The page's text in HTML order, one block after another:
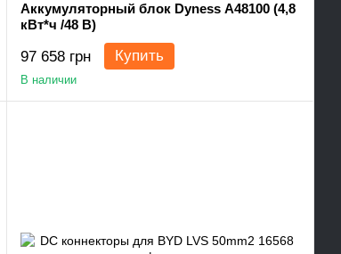
Аккумуляторный блок Dyness A48100 (4,8
кВт*ч /48 В)
97 658 грн Купить
В наличии